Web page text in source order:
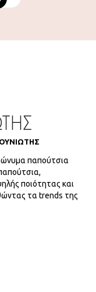
παπούτσια
ποιότητας και
τα trends της